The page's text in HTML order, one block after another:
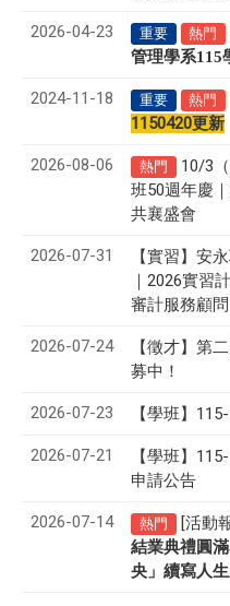
2026-04-23 重要 熱門
管理學系115
2024-11-18 重要 熱門
1150420更新
2026-08-06 熱門
10/3
班50週年慶
共襄盛會
2026-07-31
【實習】安
｜2026實習
審計服務顧問
2026-07-24 【徵才】 第
募中！
2026-07-23 【學班】
2026-07-21
【學班】
申請公告
2026-07-14 熱門 [活動
結業典禮圓
央」續寫人